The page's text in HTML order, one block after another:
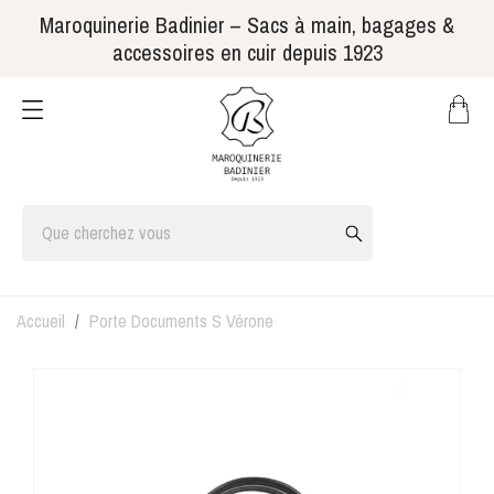
Maroquinerie Badinier – Sacs à main, bagages &
accessoires en cuir depuis 1923
Accueil Porte Documents S Vérone